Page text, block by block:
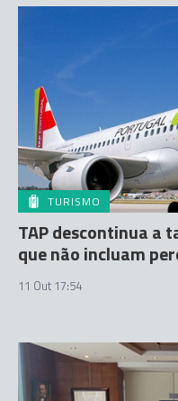
TURISMO
TAP descontinua a
que não incluam
11 Out 17:54